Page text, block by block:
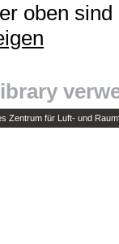
oben
Zentrum für Luft- und